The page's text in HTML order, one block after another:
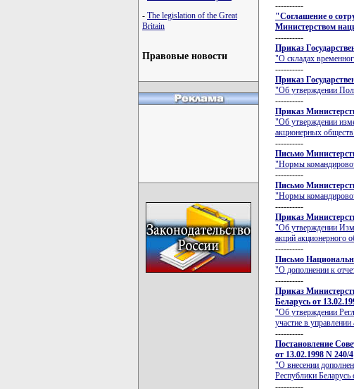
- The legislation of the Great
Britain
Правовые новости
----------
"Соглашение о
Министерством
----------
Приказ
"О складах
----------
Приказ
"Об утверждении
----------
Приказ
"Об утверждении
акционерных
----------
Письмо
"Нормы
----------
Письмо
"Нормы
----------
Приказ
"Об утверждении
акций акционерного
----------
Письмо
"О дополнении к
----------
Приказ
Беларусь от
"Об утверждении
участие в
----------
Постановление
от 13.02.1998 N 240/4
"О внесении
Республики
----------